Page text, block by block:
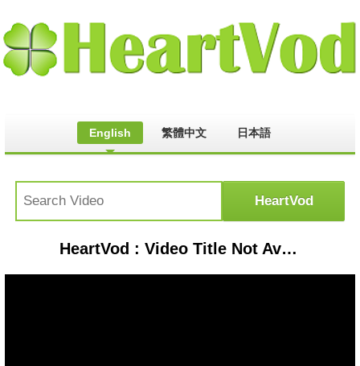
English 繁體中文 日本語
HeartVod : Video Title Not Available